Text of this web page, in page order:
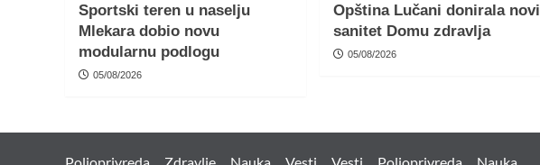
Sportski teren u naselju
Mlekara dobio novu
modularnu podlogu
05/08/2026
Opština Lučani donirala novi
sanitet Domu zdravlja
05/08/2026
Poljoprivreda Zdravlje Nauka Vesti Vesti Poljoprivreda Nauka